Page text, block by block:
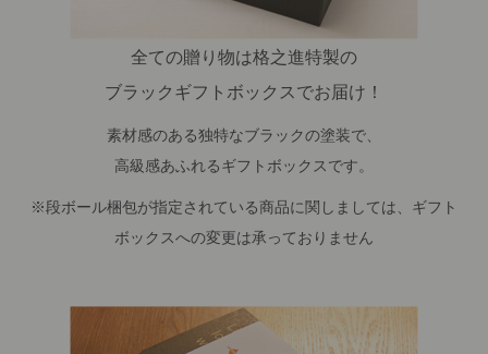
全ての贈り物は格之進特製の
ブラックギフトボックスでお届け！
素材感のある独特なブラックの塗装で、
高級感あふれるギフトボックスです。
※段ボール梱包が指定されている商品に関しましては、ギフト
ボックスへの変更は承っておりません